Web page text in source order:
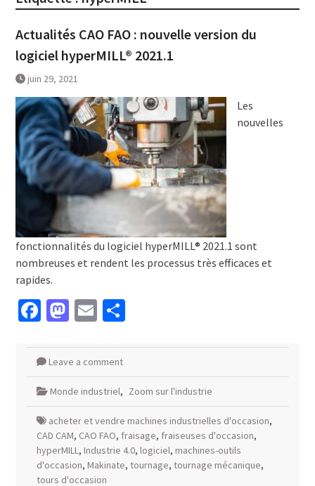
Actualités CAO FAO : nouvelle version du
logiciel hyperMILL® 2021.1
juin 29, 2021
Les
nouvelles
fonctionnalités du logiciel hyperMILL® 2021.1 sont
nombreuses et rendent les processus très efficaces et
rapides.
Facebook
Mastodon
EmailPartager
Leave a comment
Monde industriel, Zoom sur l'industrie
acheter et vendre machines industrielles d'occasion,
CAD CAM, CAO FAO, fraisage, fraiseuses d'occasion,
hyperMILL, Industrie 4.0, logiciel, machines-outils
d'occasion, Makinate, tournage, tournage mécanique,
tours d'occasion